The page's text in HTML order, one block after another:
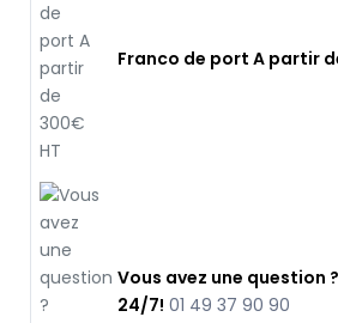
Franco de port A partir
Vous avez une question
24/7! 01 49 37 90 90